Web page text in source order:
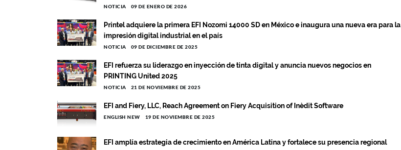
NOTICIA 09 DE ENERO DE 2026
Printel adquiere la primera EFI Nozomi 14000 SD en México e inaugura una nueva era para la
impresión digital industrial en el país
NOTICIA 09 DE DICIEMBRE DE 2025
EFI refuerza su liderazgo en inyección de tinta digital y anuncia nuevos negocios en
PRINTING United 2025
NOTICIA 21 DE NOVIEMBRE DE 2025
EFI and Fiery, LLC, Reach Agreement on Fiery Acquisition of Inèdit Software
ENGLISH NEW 19 DE NOVIEMBRE DE 2025
EFI amplía estrategia de crecimiento en América Latina y fortalece su presencia regional